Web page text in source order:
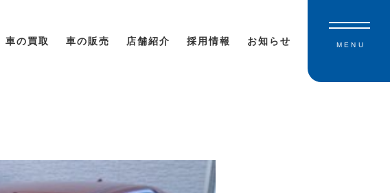
車の買取 車の販売 店舗紹介 採用情報 お知らせ MENU